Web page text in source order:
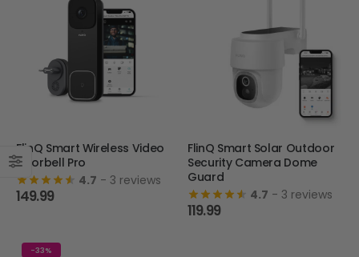
FlinQ Smart Wireless Video
Doorbell Pro
4.7 - 3 reviews
149.99
FlinQ Smart Solar Outdoor
Security Camera Dome
Guard
4.7 - 3 reviews
119.99
-33%